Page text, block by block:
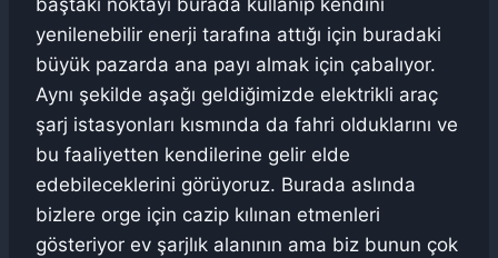
baştaki noktayı burada kullanıp kendini
yenilenebilir enerji tarafına attığı için buradaki
büyük pazarda ana payı almak için çabalıyor.
Aynı şekilde aşağı geldiğimizde elektrikli araç
şarj istasyonları kısmında da fahri olduklarını ve
bu faaliyetten kendilerine gelir elde
edebileceklerini görüyoruz. Burada aslında
bizlere orge için cazip kılınan etmenleri
gösteriyor ev şarjlık alanının ama biz bunun çok